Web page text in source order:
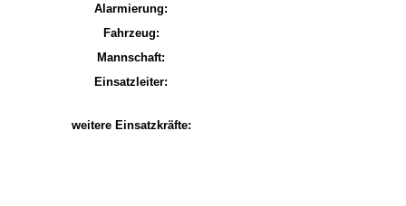
Alarmierung:
Fahrzeug:
Mannschaft:
Einsatzleiter:
weitere Einsatzkräfte: